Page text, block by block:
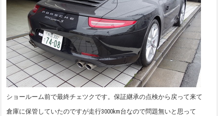
ショールーム前で最終チェツクです。保証継承の点検から戻って来て
倉庫に保管していたのですが走行3000km台なので問題無いと思って